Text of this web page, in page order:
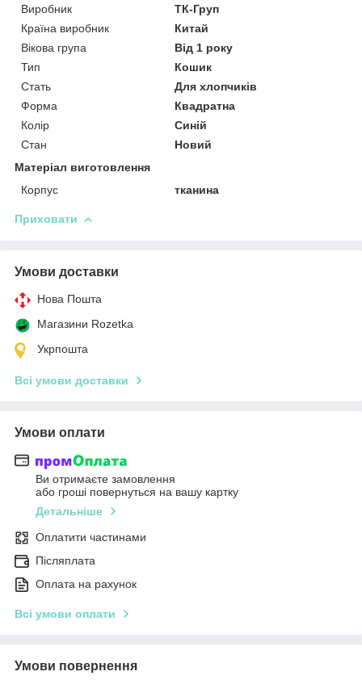
Виробник
ТК-Груп
Країна виробник
Китай
Вікова група
Від 1 року
Тип
Кошик
Стать
Для хлопчиків
Форма
Квадратна
Колір
Синій
Стан
Новий
Матеріал виготовлення
Корпус
тканина
Приховати
Умови доставки
Нова Пошта
Магазини Rozetka
Укрпошта
Всі умови доставки
Умови оплати
Ви отримаєте замовлення
або гроші повернуться на вашу картку
Детальніше
Оплатити частинами
Післяплата
Оплата на рахунок
Всі умови оплати
Умови повернення